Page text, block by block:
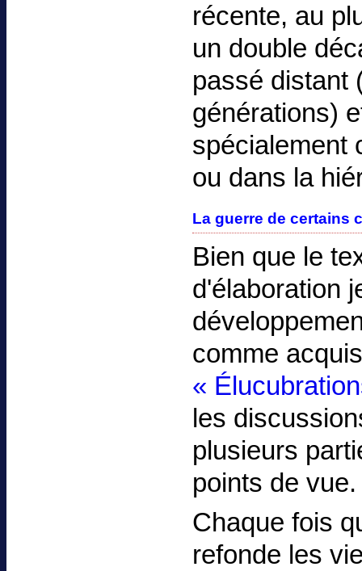
récente, au
un double
passé distant
générations)
spécialement
ou dans la
La guerre de certains
Bien que le
d'élaboration
comme
«
les
plusieurs
points de vue.
Chaque fois
refonde les